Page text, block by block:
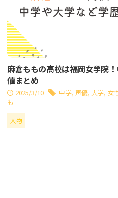
麻倉ももの高校は福岡女学院
値まとめ
2025/3/10 中学, 声優, 大学, 女
も
人物